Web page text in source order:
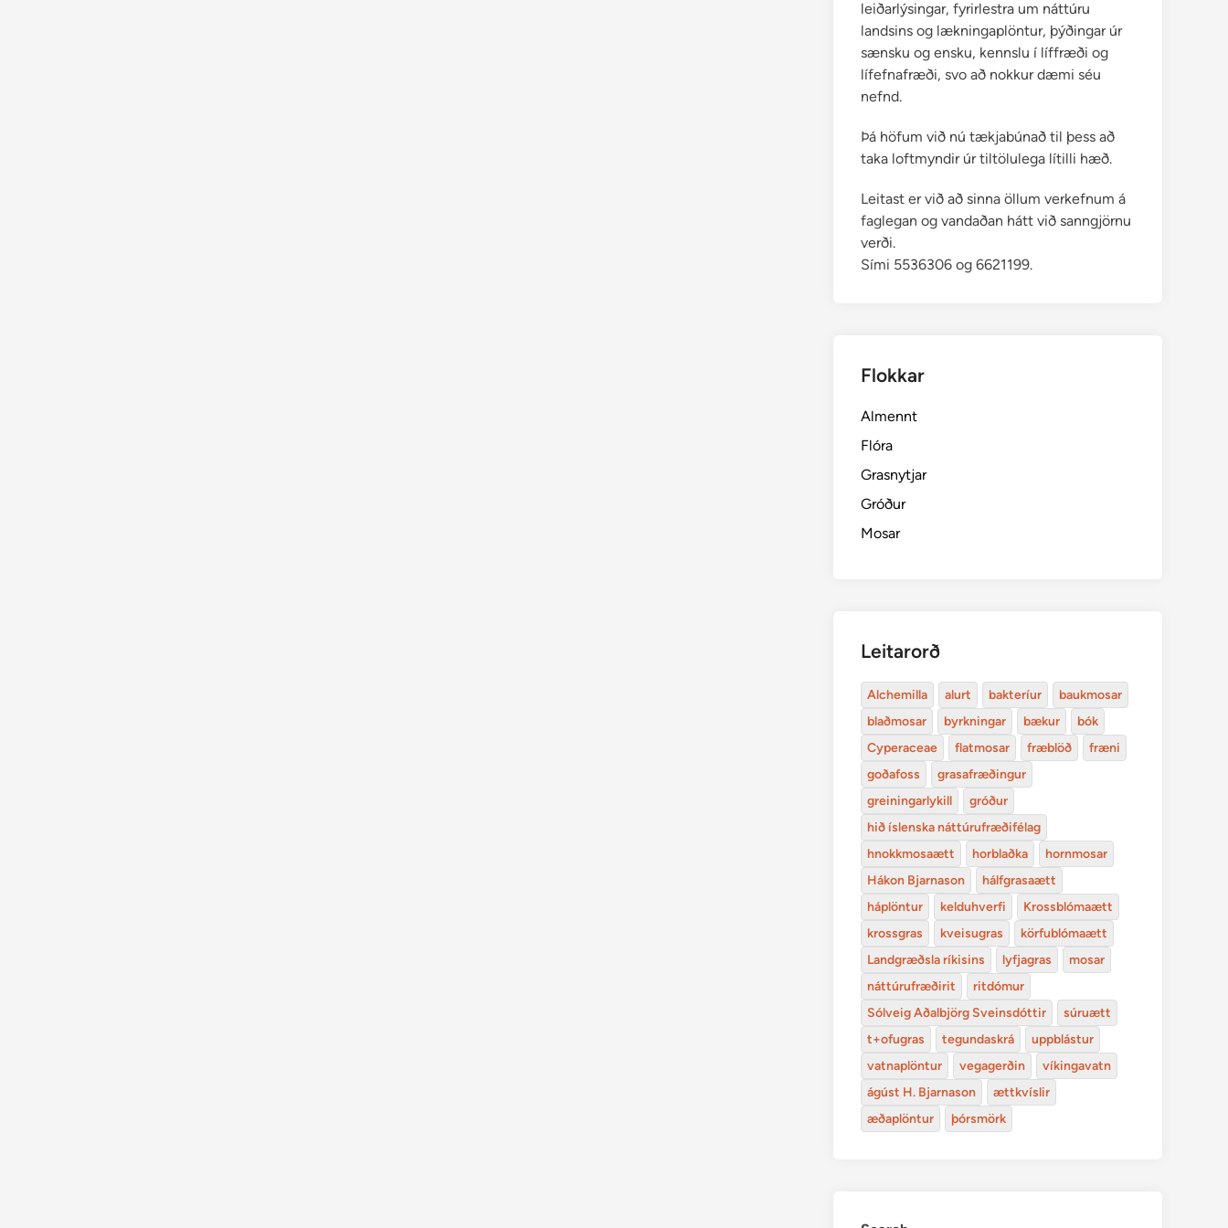
leiðarlýsingar, fyrirlestra um náttúru
landsins og lækningaplöntur, þýðingar úr
sænsku og ensku, kennslu í líffræði og
lífefnafræði, svo að nokkur dæmi séu
nefnd.
Þá höfum við nú tækjabúnað til þess að
taka loftmyndir úr tiltölulega lítilli hæð.
Leitast er við að sinna öllum verkefnum á
faglegan og vandaðan hátt við sanngjörnu
verði.
Sími 5536306 og 6621199.
Flokkar
Almennt
Flóra
Grasnytjar
Gróður
Mosar
Leitarorð
Alchemilla alurt bakteríur
baukmosar
blaðmosar
byrkningar bækur
bók
Cyperaceae
flatmosar fræblöð
fræni
goðafoss
grasafræðingur
greiningarlykill
gróður
hið íslenska náttúrufræðifélag
hnokkmosaætt
horblaðka
hornmosar
Hákon Bjarnason
hálfgrasaætt
háplöntur
kelduhverfi
Krossblómaætt
krossgras
kveisugras
körfublómaætt
Landgræðsla ríkisins
lyfjagras
mosar
náttúrufræðirit
ritdómur
Sólveig Aðalbjörg Sveinsdóttir
súruætt
t+ofugras
tegundaskrá
uppblástur
vatnaplöntur
vegagerðin
víkingavatn
ágúst H. Bjarnason
ættkvíslir
æðaplöntur
þórsmörk